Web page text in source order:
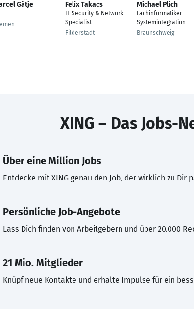
Gätje Felix Takacs
IT Security & Network
Specialist
Filderstadt
Michael Plich
Fachinformatiker
Systemintegration
Braunschweig
XING – Das Jobs-
Über eine Million Jobs
Entdecke mit XING genau den Job, der wirklich zu Dir
Persönliche Job-Angebote
Lass Dich finden von Arbeitgebern und über 20.000
21 Mio. Mitglieder
Knüpf neue Kontakte und erhalte Impulse für ein